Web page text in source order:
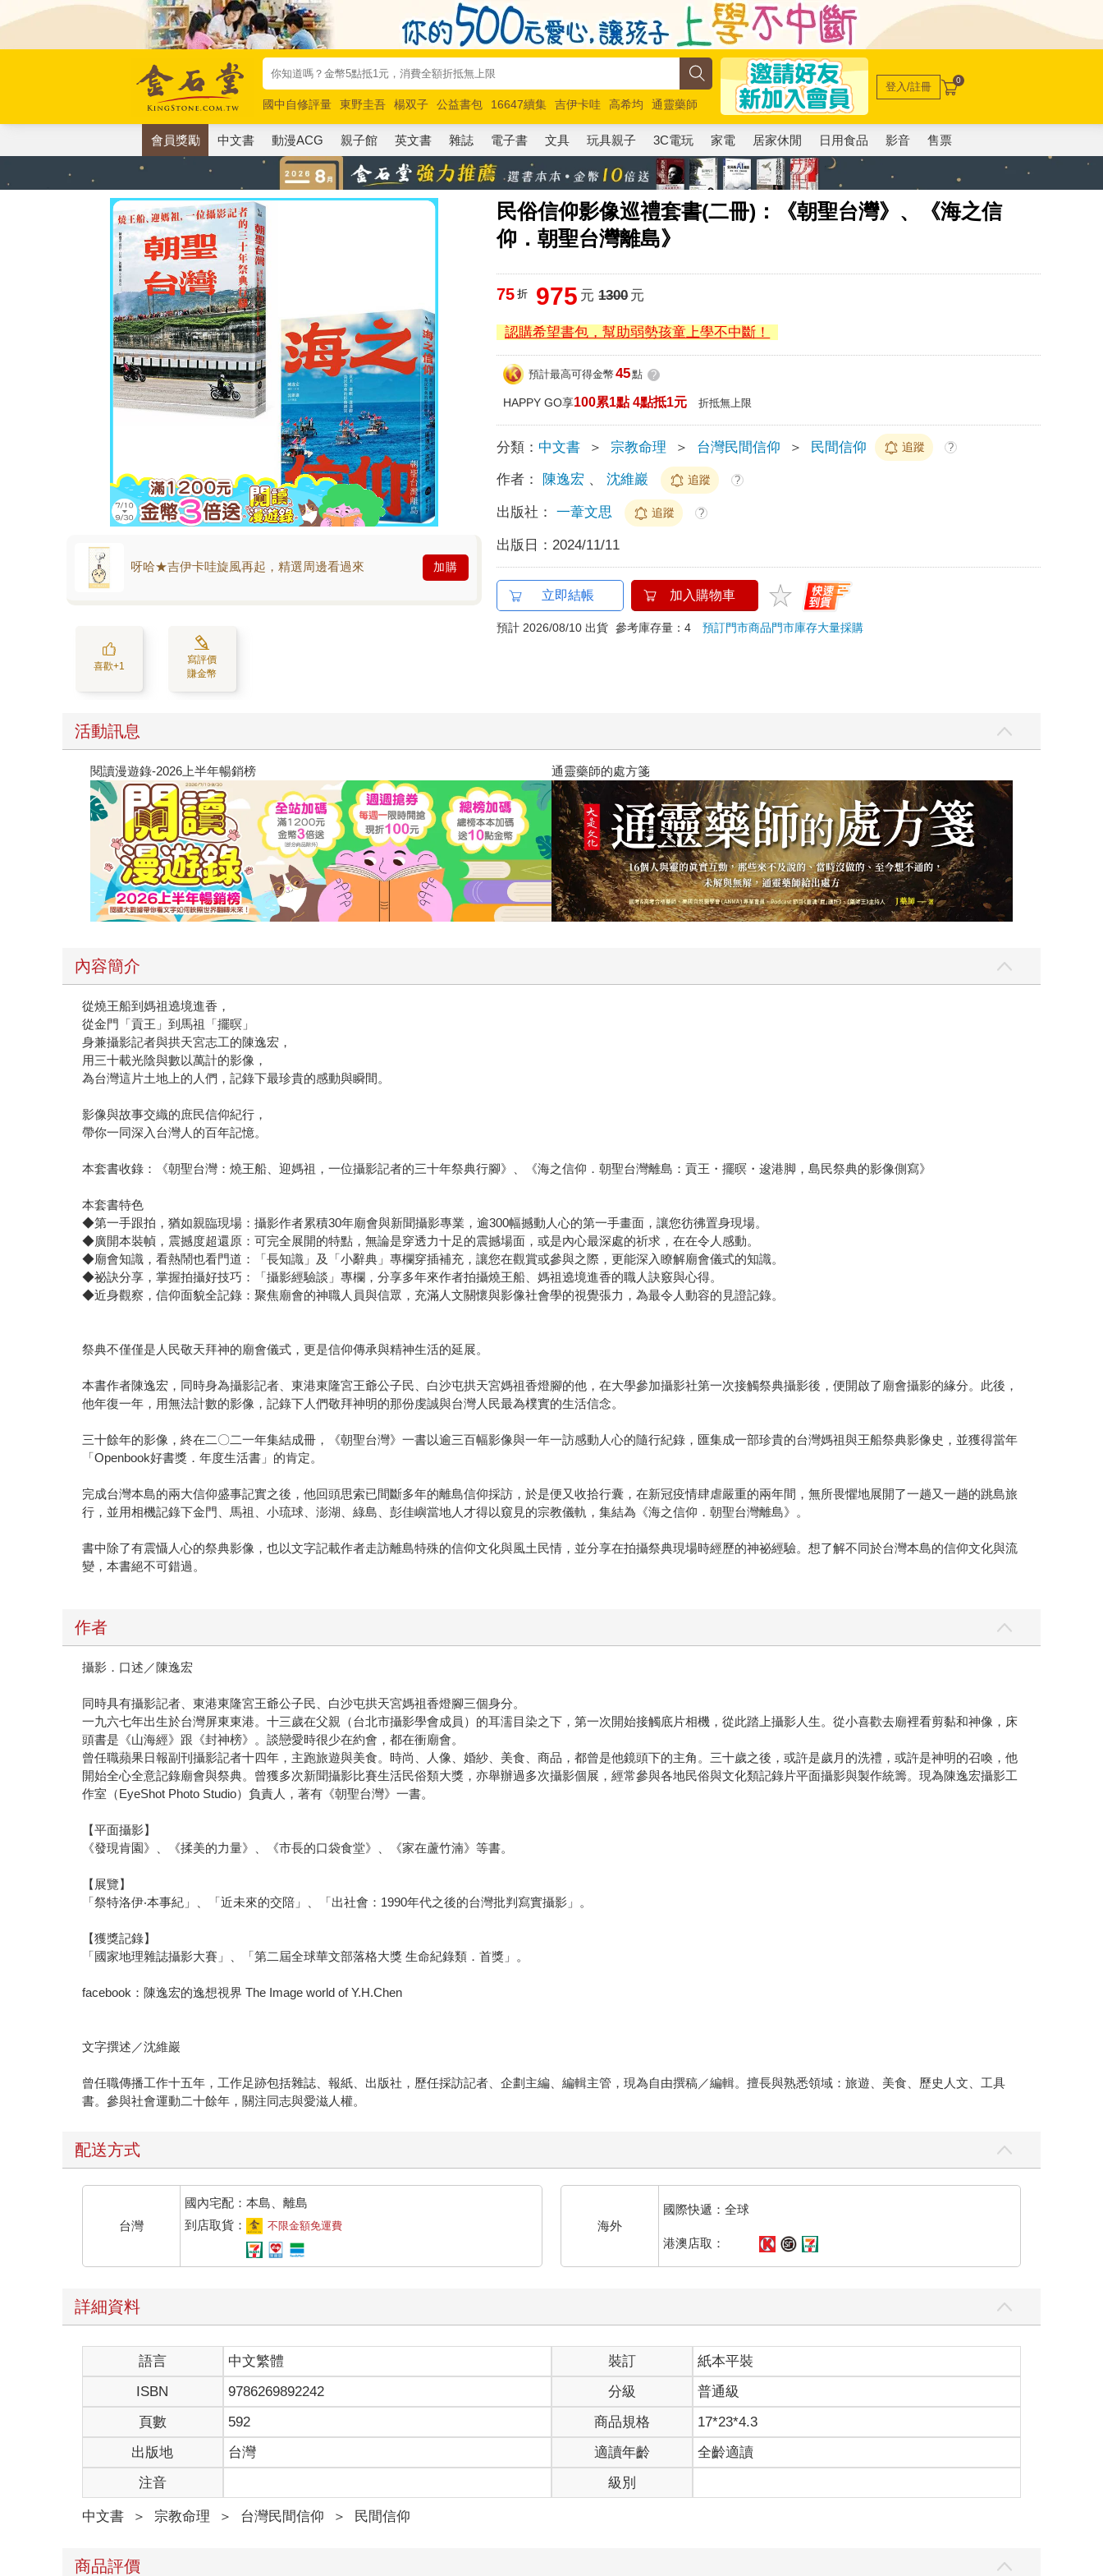
國中自修評量 東野圭吾 楊双子 公益書包 16647續集 吉伊卡哇 高希均
通靈藥師
唯紅花綻放
奧德賽 路邊攤新作 馬斯克 玩具總動員5 超慢跑
登入/註冊 0
會員獎勵 中文書 動漫ACG 親子館 英文書 雜誌 電子書 文具 玩具親子 3C電玩 家電 居家休閒 日用食品 影音 售票
民俗信仰影像巡禮套書(二冊)：《朝聖台灣》、《海之信
仰．朝聖台灣離島》
呀哈★吉伊卡哇旋風再起，精選周邊看過來 加購
喜歡+1
寫評價
賺金幣
75 折 975 元 1300元
認購希望書包，幫助弱勢孩童上學不中斷！
預計最高可得金幣 45點 ?
HAPPY GO享100累1點 4點抵1元 折抵無上限
分類： 中文書 ＞ 宗教命理 ＞ 台灣民間信仰 ＞ 民間信仰 追蹤 ?
作者： 陳逸宏 、沈維巖 追蹤 ?
出版社： 一葦文思 追蹤 ?
出版日： 2024/11/11
立即結帳 加入購物車
預計 2026/08/10 出貨 參考庫存量：4預訂門市商品門市庫存大量採購
活動訊息
閱讀漫遊錄-2026上半年暢銷榜 通靈藥師的處方箋
內容簡介
從燒王船到媽祖遶境進香，
從金門「貢王」到馬祖「擺暝」
身兼攝影記者與拱天宮志工的陳逸宏，
用三十載光陰與數以萬計的影像，
為台灣這片土地上的人們，記錄下最珍貴的感動與瞬間。
影像與故事交織的庶民信仰紀行，
帶你一同深入台灣人的百年記憶。
本套書收錄：《朝聖台灣：燒王船、迎媽祖，一位攝影記者的三十年祭典行腳》、《海之信仰．朝聖台灣離島：貢王・擺暝・逡港脚，島民祭典的影像側寫》
本套書特色
◆第一手跟拍，猶如親臨現場：攝影作者累積30年廟會與新聞攝影專業，逾300幅撼動人心的第一手畫面，讓您彷彿置身現場。
◆廣開本裝幀，震撼度超還原：可完全展開的特點，無論是穿透力十足的震撼場面，或是內心最深處的祈求，在在令人感動。
◆廟會知識，看熱鬧也看門道：「長知識」及「小辭典」專欄穿插補充，讓您在觀賞或參與之際，更能深入瞭解廟會儀式的知識。
◆祕訣分享，掌握拍攝好技巧：「攝影經驗談」專欄，分享多年來作者拍攝燒王船、媽祖遶境進香的職人訣竅與心得。
◆近身觀察，信仰面貌全記錄：聚焦廟會的神職人員與信眾，充滿人文關懷與影像社會學的視覺張力，為最令人動容的見證記錄。
祭典不僅僅是人民敬天拜神的廟會儀式，更是信仰傳承與精神生活的延展。
本書作者陳逸宏，同時身為攝影記者、東港東隆宮王爺公子民、白沙屯拱天宮媽祖香燈腳的他，在大學參加攝影社第一次接觸祭典攝影後，便開啟了廟會攝影的緣分。此後，
他年復一年，用無法計數的影像，記錄下人們敬拜神明的那份虔誠與台灣人民最為樸實的生活信念。
三十餘年的影像，終在二〇二一年集結成冊，《朝聖台灣》一書以逾三百幅影像與一年一訪感動人心的隨行紀錄，匯集成一部珍貴的台灣媽祖與王船祭典影像史，並獲得當年
「Openbook好書獎．年度生活書」的肯定。
完成台灣本島的兩大信仰盛事記實之後，他回頭思索已間斷多年的離島信仰採訪，於是便又收拾行囊，在新冠疫情肆虐嚴重的兩年間，無所畏懼地展開了一趟又一趟的跳島旅
行，並用相機記錄下金門、馬祖、小琉球、澎湖、綠島、彭佳嶼當地人才得以窺見的宗教儀軌，集結為《海之信仰．朝聖台灣離島》。
書中除了有震懾人心的祭典影像，也以文字記載作者走訪離島特殊的信仰文化與風土民情，並分享在拍攝祭典現場時經歷的神祕經驗。想了解不同於台灣本島的信仰文化與流
變，本書絕不可錯過。
作者
攝影．口述／陳逸宏
同時具有攝影記者、東港東隆宮王爺公子民、白沙屯拱天宮媽祖香燈腳三個身分。
一九六七年出生於台灣屏東東港。十三歲在父親（台北市攝影學會成員）的耳濡目染之下，第一次開始接觸底片相機，從此踏上攝影人生。從小喜歡去廟裡看剪黏和神像，床
頭書是《山海經》跟《封神榜》。談戀愛時很少在約會，都在衝廟會。
曾任職蘋果日報副刊攝影記者十四年，主跑旅遊與美食。時尚、人像、婚紗、美食、商品，都曾是他鏡頭下的主角。三十歲之後，或許是歲月的洗禮，或許是神明的召喚，他
開始全心全意記錄廟會與祭典。曾獲多次新聞攝影比賽生活民俗類大獎，亦舉辦過多次攝影個展，經常參與各地民俗與文化類記錄片平面攝影與製作統籌。現為陳逸宏攝影工
作室（EyeShot Photo Studio）負責人，著有《朝聖台灣》一書。
【平面攝影】
《發現肯園》、《揉美的力量》、《市長的口袋食堂》、《家在蘆竹湳》等書。
【展覽】
「祭特洛伊‧本事紀」、「近未來的交陪」、「出社會：1990年代之後的台灣批判寫實攝影」。
【獲獎記錄】
「國家地理雜誌攝影大賽」、「第二屆全球華文部落格大獎 生命紀錄類．首獎」。
facebook：陳逸宏的逸想視界 The Image world of Y.H.Chen
文字撰述／沈維巖
曾任職傳播工作十五年，工作足跡包括雜誌、報紙、出版社，歷任採訪記者、企劃主編、編輯主管，現為自由撰稿／編輯。擅長與熟悉領域：旅遊、美食、歷史人文、工具
書。參與社會運動二十餘年，關注同志與愛滋人權。
配送方式
台灣
國內宅配：本島、離島
到店取貨：
不限金額免運費 海外
國際快遞：全球
港澳店取：
詳細資料
語言 中文繁體 裝訂
紙本平裝
ISBN
9786269892242 分級
普通級
頁數
592 商品規格
17*23*4.3
出版地
台灣 適讀年齡
全齡適讀
注音
級別
中文書 ＞ 宗教命理 ＞ 台灣民間信仰 ＞ 民間信仰
商品評價